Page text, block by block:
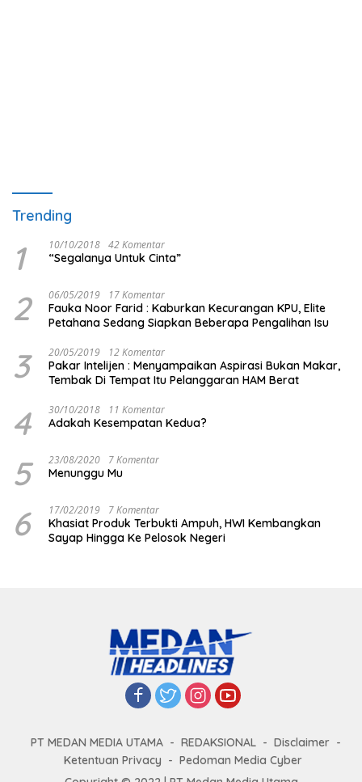
Trending
1 10/10/2018 42 Komentar
“Segalanya Untuk Cinta”
2 06/05/2019 17 Komentar
Fauka Noor Farid : Kaburkan Kecurangan KPU, Elite
Petahana Sedang Siapkan Beberapa Pengalihan Isu
3 20/05/2019 12 Komentar
Pakar Intelijen : Menyampaikan Aspirasi Bukan Makar,
Tembak Di Tempat Itu Pelanggaran HAM Berat
4 30/10/2018 11 Komentar
Adakah Kesempatan Kedua?
5 23/08/2020 7 Komentar
Menunggu Mu
6 17/02/2019 7 Komentar
Khasiat Produk Terbukti Ampuh, HWI Kembangkan
Sayap Hingga Ke Pelosok Negeri
PT MEDAN MEDIA UTAMA REDAKSIONAL
Disclaimer
Ketentuan Privacy
Pedoman Media Cyber